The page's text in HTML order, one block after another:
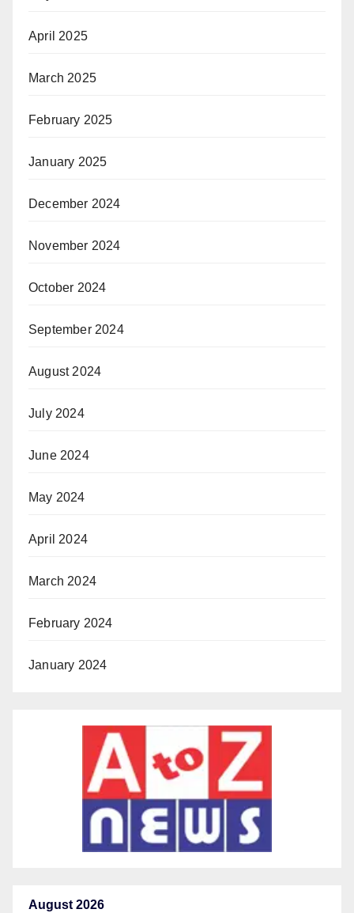
April 2025
March 2025
February 2025
January 2025
December 2024
November 2024
October 2024
September 2024
August 2024
July 2024
June 2024
May 2024
April 2024
March 2024
February 2024
January 2024
August 2026